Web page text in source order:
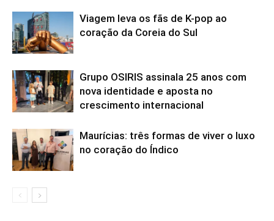
Viagem leva os fãs de K-pop ao
coração da Coreia do Sul
Grupo OSIRIS assinala 25 anos com
nova identidade e aposta no
crescimento internacional
Maurícias: três formas de viver o luxo
no coração do Índico